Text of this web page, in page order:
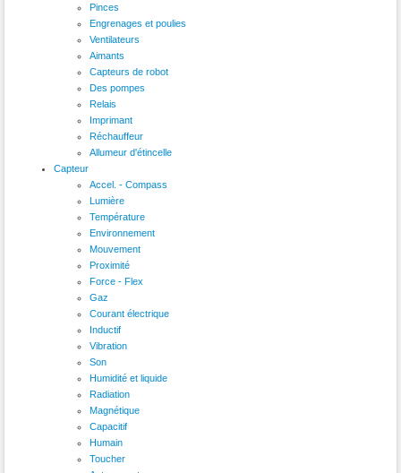
Pinces
Engrenages et poulies
Ventilateurs
Aimants
Capteurs de robot
Des pompes
Relais
Imprimant
Réchauffeur
Allumeur d'étincelle
Capteur
Accel. - Compass
Lumière
Température
Environnement
Mouvement
Proximité
Force - Flex
Gaz
Courant électrique
Inductif
Vibration
Son
Humidité et liquide
Radiation
Magnétique
Capacitif
Humain
Toucher